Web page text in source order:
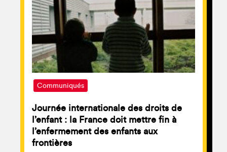
Communiqués
Journée internationale des droits de
l’enfant : la France doit mettre fin à
l’enfermement des enfants aux
frontières